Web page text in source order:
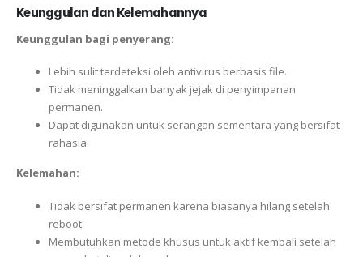
Keunggulan dan Kelemahannya
Keunggulan bagi penyerang:
Lebih sulit terdeteksi oleh antivirus berbasis file.
Tidak meninggalkan banyak jejak di penyimpanan
permanen.
Dapat digunakan untuk serangan sementara yang bersifat
rahasia.
Kelemahan:
Tidak bersifat permanen karena biasanya hilang setelah
reboot.
Membutuhkan metode khusus untuk aktif kembali setelah